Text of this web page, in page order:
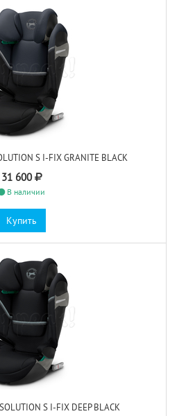
S I-FIX GRANITE BLACK
31 600
В наличии
Купить
S I-FIX DEEP BLACK